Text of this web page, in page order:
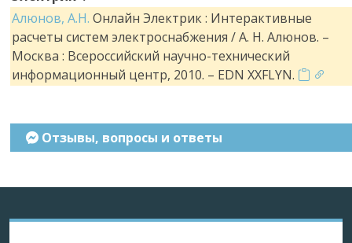
Алюнов, А.Н. Онлайн Электрик : Интерактивные
расчеты систем электроснабжения / А. Н. Алюнов. –
Москва : Всероссийский научно-технический
информационный центр, 2010. – EDN XXFLYN.
Отзывы, вопросы и ответы